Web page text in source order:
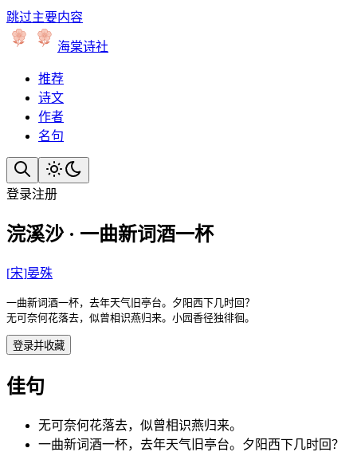
跳过主要内容
海棠诗社
推荐
诗文
作者
名句
登录注册
浣溪沙 · 一曲新词酒一杯
[宋]晏殊
一曲新词酒一杯，去年天气旧亭台。夕阳西下几时回？
无可奈何花落去，似曾相识燕归来。小园香径独徘徊。
登录并收藏
佳句
无可奈何花落去，似曾相识燕归来。
一曲新词酒一杯，去年天气旧亭台。夕阳西下几时回？